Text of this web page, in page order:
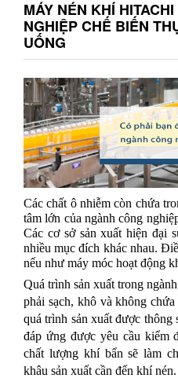
MÁY NÉN KHÍ
NGHIỆP CHẾ BIẾN
UỐNG
Các chất ô nhiễm còn chứa
tâm lớn của ngành công
Các cơ sở sản xuất hiện đại
nhiều mục đích khác nhau.
nếu như máy móc hoạt động
Quá trình sản xuất trong
phải sạch, khô và không
quá trình sản xuất được thông
đáp ứng được yêu cầu kiểm
chất lượng khí bẩn sẽ làm
khâu sản xuất cần đến khí nén.